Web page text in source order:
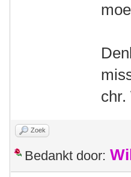
chr.
Zoek
Bedankt door: